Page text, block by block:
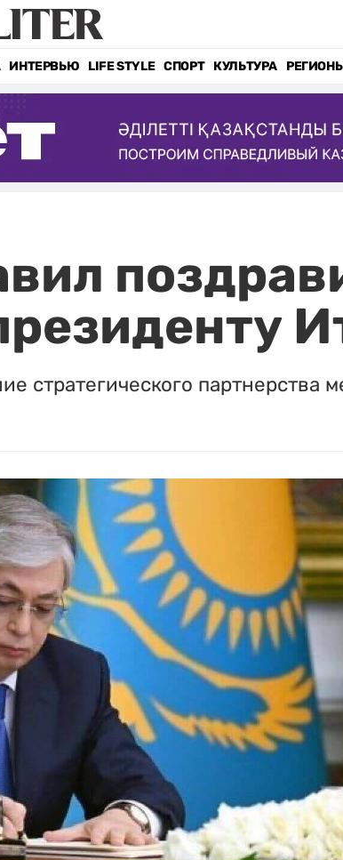
ИНТЕРВЬЮ LIFE STYLE СПОРТ КУЛЬТУРА
стратегического партнерства